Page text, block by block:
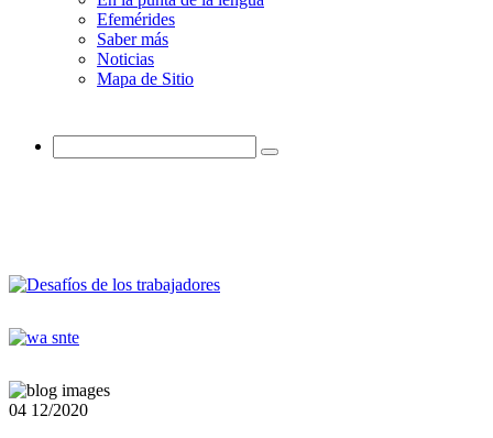
Efemérides
Saber más
Noticias
Mapa de Sitio
04 12/2020